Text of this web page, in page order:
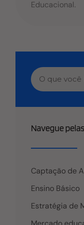
Educacional.
Navegue
Captação de
Ensino Básico
Estratégia de